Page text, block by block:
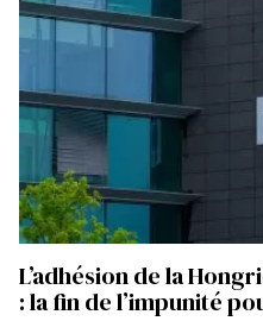
L’adhésion de la
: la fin de l’impunité